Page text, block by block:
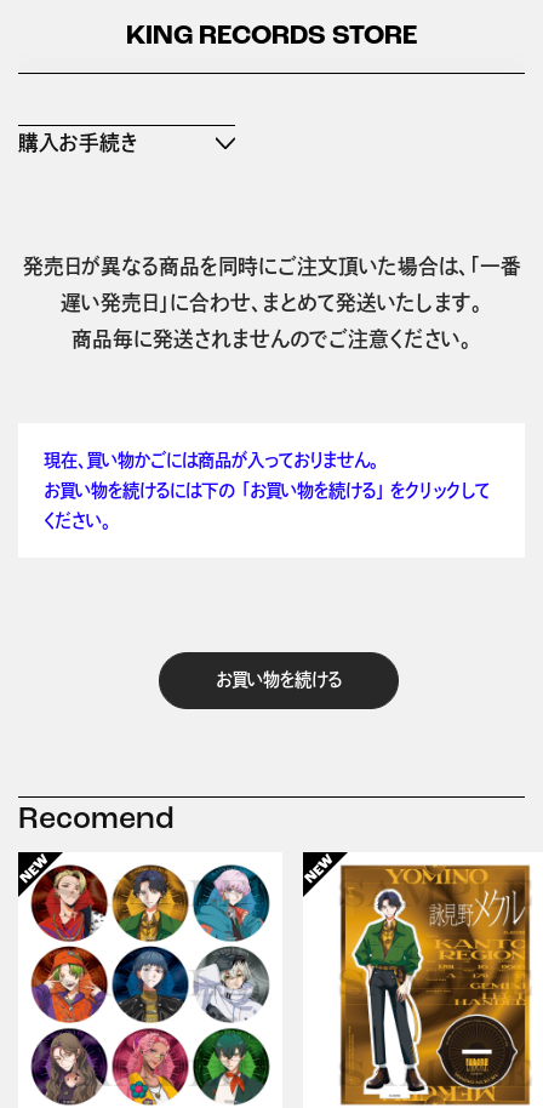
KING RECORDS STORE
購入お手続き
発売日が異なる商品を同時にご注文頂いた場合は、「一番
遅い発売日」に合わせ、まとめて発送いたします。
商品毎に発送されませんのでご注意ください。
現在、買い物かごには商品が入っておりません。
お買い物を続けるには下の 「お買い物を続ける」 をクリックして
ください。
お買い物を続ける
Recomend